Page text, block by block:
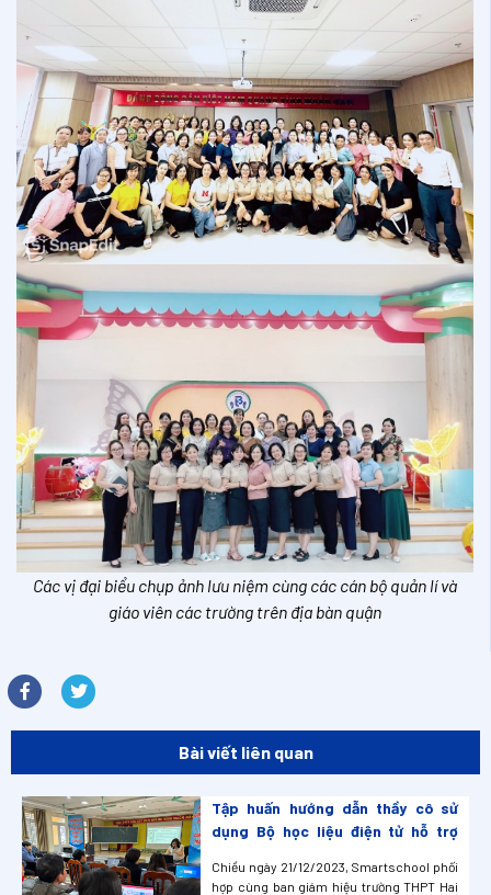
Các vị đại biểu chụp ảnh lưu niệm cùng các cán bộ quản lí và
giáo viên các trường trên địa bàn quận
Bài viết liên quan
Tập huấn hướng dẫn thầy cô sử
dụng Bộ học liệu điện tử hỗ trợ
Hai Bà Trưng – Thạch Thất, Hà Nội.
Chiều ngày 21/12/2023, Smartschool phối
hợp cùng ban giám hiệu trường THPT Hai